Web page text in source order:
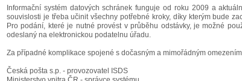
Informační systém datových schránek funguje od roku 2009 a
souvislosti je třeba učinit všechny potřebné kroky, díky kterým bude
Pro podání, které je nutné provést v průběhu odstávky, je možné
odeslaný na elektronickou podatelnu úřadu.
Za případné komplikace spojené s dočasným a mimořádným
Česká pošta s.p. - provozovatel ISDS